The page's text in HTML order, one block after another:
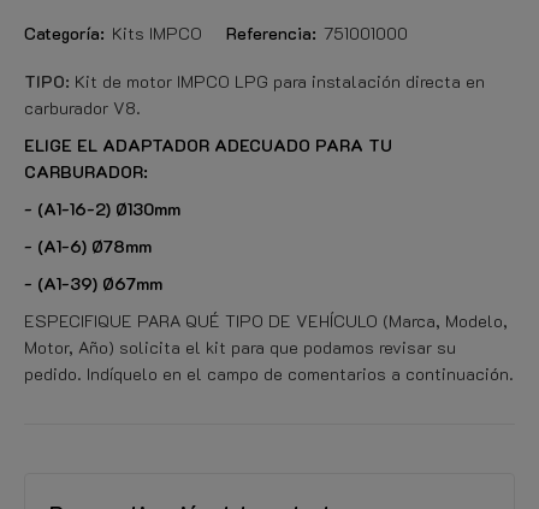
Categoría: Kits IMPCO Referencia: 751001000
TIPO: Kit de motor IMPCO LPG para instalación directa en
carburador V8.
ELIGE EL ADAPTADOR ADECUADO PARA TU
CARBURADOR:
- (A1-16-2) Ø130mm
- (A1-6) Ø78mm
- (A1-39) Ø67mm
ESPECIFIQUE PARA QUÉ TIPO DE VEHÍCULO (Marca, Modelo,
Motor, Año) solicita el kit para que podamos revisar su
pedido. Indíquelo en el campo de comentarios a continuación.